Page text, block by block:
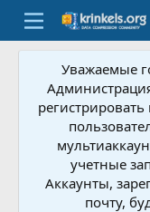
Уважаемые
учетные
Аккаунты,
почту,